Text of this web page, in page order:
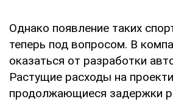
Однако появление таких
теперь под вопросом. В
оказаться от разработки
Растущие расходы на
продолжающиеся задержки